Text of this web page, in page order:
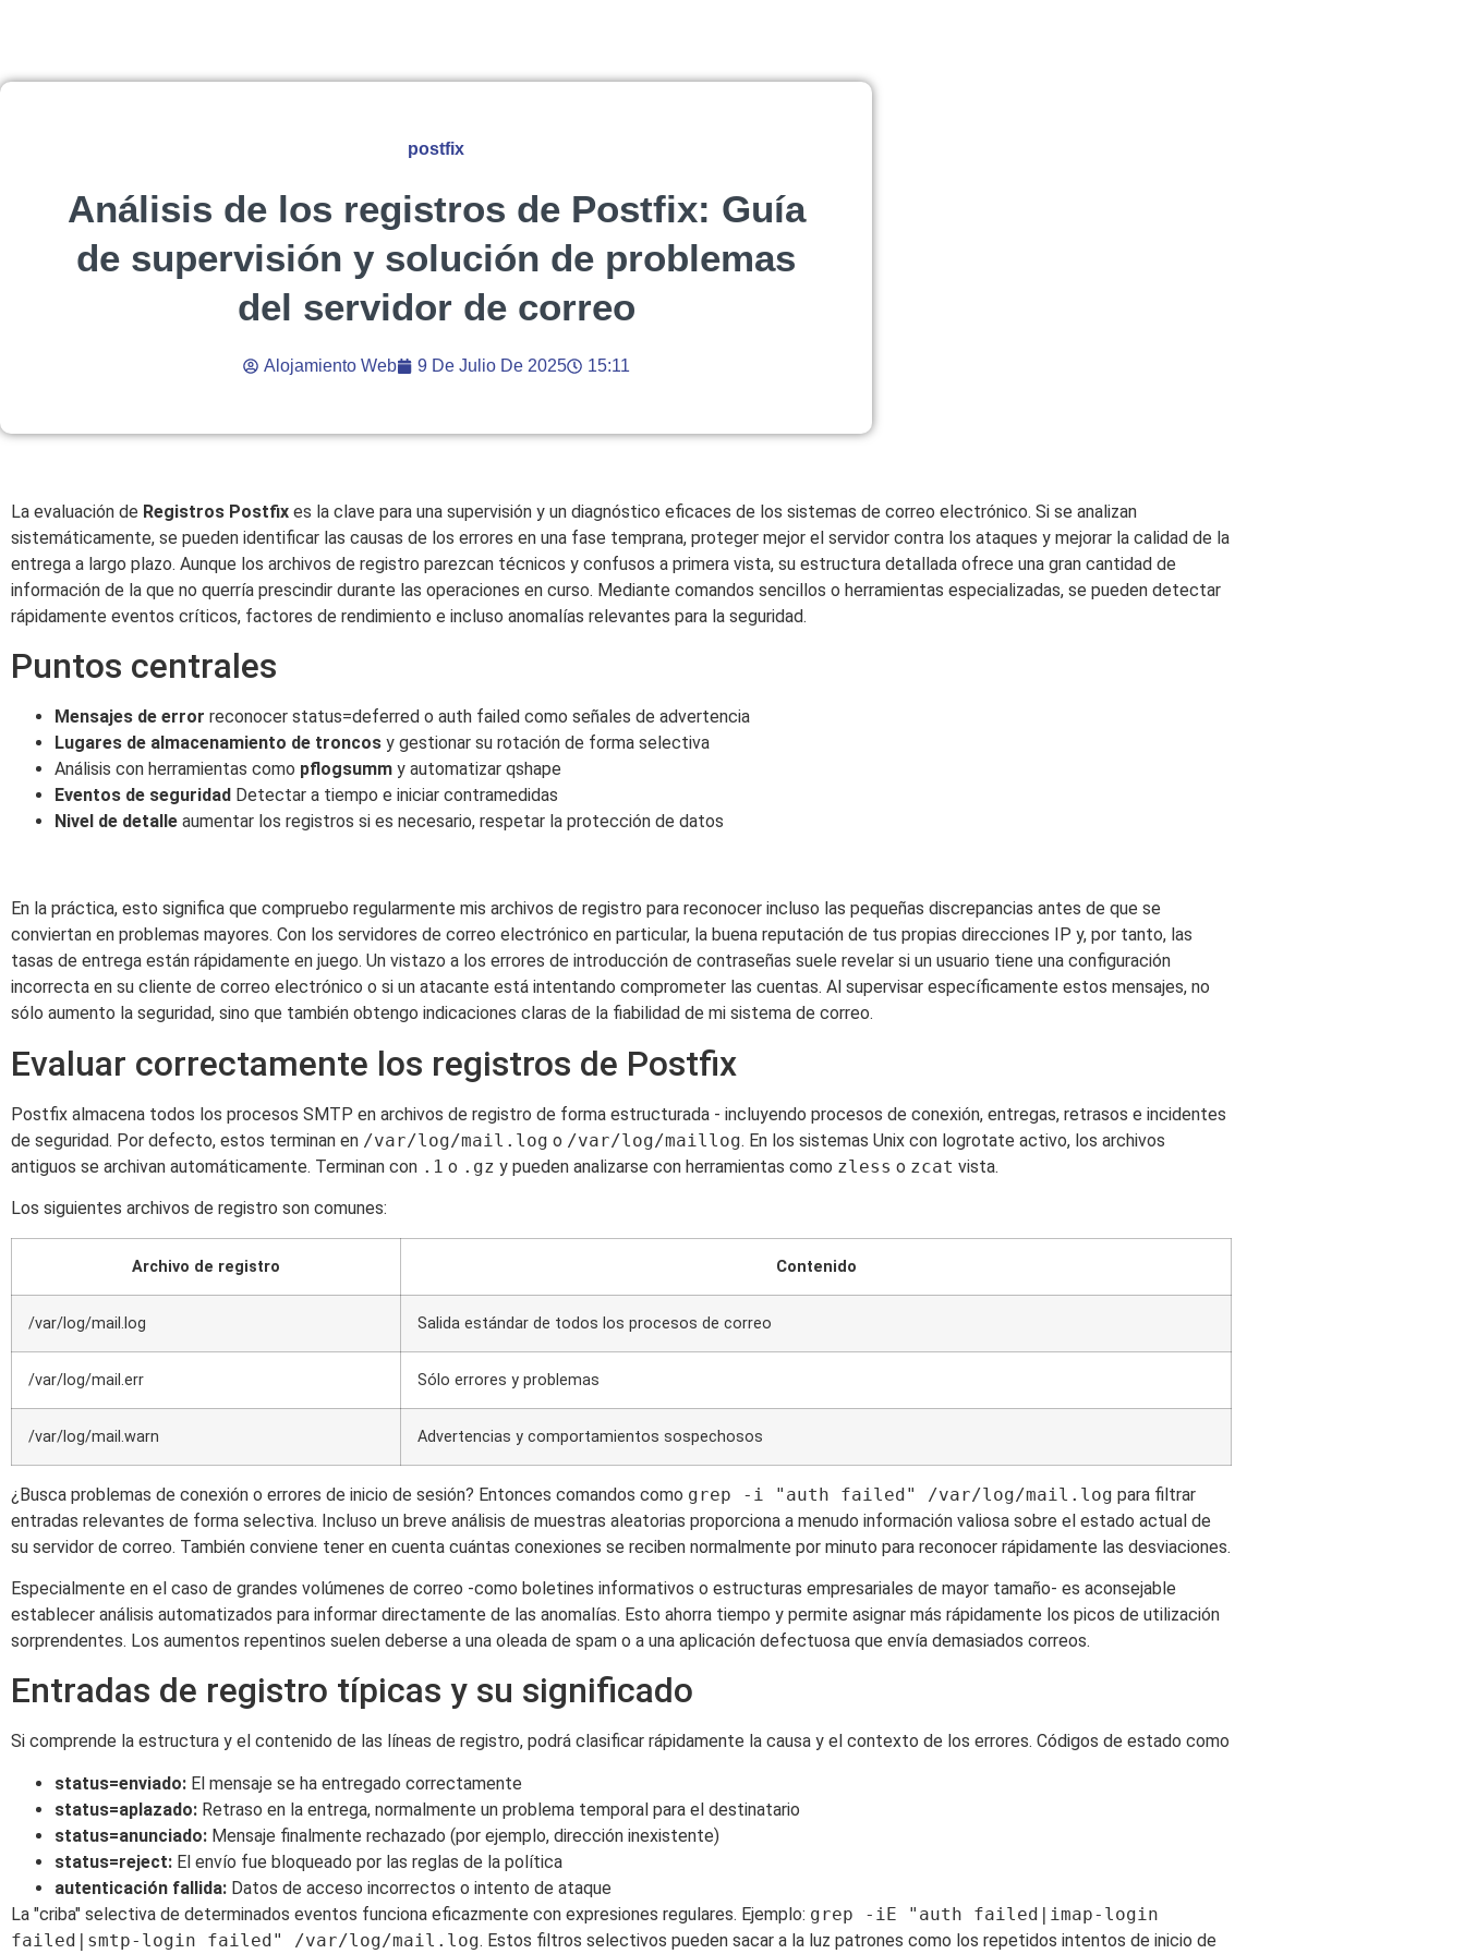
postfix
Análisis de los registros de Postfix: Guía
de supervisión y solución de problemas
del servidor de correo
Alojamiento Web 9 De Julio De 2025 15:11
La evaluación de Registros Postfix es la clave para una supervisión y un diagnóstico eficaces de los sistemas de correo electrónico. Si se analizan
sistemáticamente, se pueden identificar las causas de los errores en una fase temprana, proteger mejor el servidor contra los ataques y mejorar la calidad de la
entrega a largo plazo. Aunque los archivos de registro parezcan técnicos y confusos a primera vista, su estructura detallada ofrece una gran cantidad de
información de la que no querría prescindir durante las operaciones en curso. Mediante comandos sencillos o herramientas especializadas, se pueden detectar
rápidamente eventos críticos, factores de rendimiento e incluso anomalías relevantes para la seguridad.
Puntos centrales
Mensajes de error reconocer status=deferred o auth failed como señales de advertencia
Lugares de almacenamiento de troncos y gestionar su rotación de forma selectiva
Análisis con herramientas como pflogsumm y automatizar qshape
Eventos de seguridad Detectar a tiempo e iniciar contramedidas
Nivel de detalle aumentar los registros si es necesario, respetar la protección de datos
En la práctica, esto significa que compruebo regularmente mis archivos de registro para reconocer incluso las pequeñas discrepancias antes de que se
conviertan en problemas mayores. Con los servidores de correo electrónico en particular, la buena reputación de tus propias direcciones IP y, por tanto, las
tasas de entrega están rápidamente en juego. Un vistazo a los errores de introducción de contraseñas suele revelar si un usuario tiene una configuración
incorrecta en su cliente de correo electrónico o si un atacante está intentando comprometer las cuentas. Al supervisar específicamente estos mensajes, no
sólo aumento la seguridad, sino que también obtengo indicaciones claras de la fiabilidad de mi sistema de correo.
Evaluar correctamente los registros de Postfix
Postfix almacena todos los procesos SMTP en archivos de registro de forma estructurada - incluyendo procesos de conexión, entregas, retrasos e incidentes
de seguridad. Por defecto, estos terminan en /var/log/mail.log o /var/log/maillog. En los sistemas Unix con logrotate activo, los archivos
antiguos se archivan automáticamente. Terminan con .1 o .gz y pueden analizarse con herramientas como zless o zcat vista.
Los siguientes archivos de registro son comunes:
Archivo de registro Contenido
/var/log/mail.log Salida estándar de todos los procesos de correo
/var/log/mail.err Sólo errores y problemas
/var/log/mail.warn Advertencias y comportamientos sospechosos
¿Busca problemas de conexión o errores de inicio de sesión? Entonces comandos como grep -i "auth failed" /var/log/mail.log para filtrar
entradas relevantes de forma selectiva. Incluso un breve análisis de muestras aleatorias proporciona a menudo información valiosa sobre el estado actual de
su servidor de correo. También conviene tener en cuenta cuántas conexiones se reciben normalmente por minuto para reconocer rápidamente las desviaciones.
Especialmente en el caso de grandes volúmenes de correo -como boletines informativos o estructuras empresariales de mayor tamaño- es aconsejable
establecer análisis automatizados para informar directamente de las anomalías. Esto ahorra tiempo y permite asignar más rápidamente los picos de utilización
sorprendentes. Los aumentos repentinos suelen deberse a una oleada de spam o a una aplicación defectuosa que envía demasiados correos.
Entradas de registro típicas y su significado
Si comprende la estructura y el contenido de las líneas de registro, podrá clasificar rápidamente la causa y el contexto de los errores. Códigos de estado como
status=enviado: El mensaje se ha entregado correctamente
status=aplazado: Retraso en la entrega, normalmente un problema temporal para el destinatario
status=anunciado: Mensaje finalmente rechazado (por ejemplo, dirección inexistente)
status=reject: El envío fue bloqueado por las reglas de la política
autenticación fallida: Datos de acceso incorrectos o intento de ataque
La "criba" selectiva de determinados eventos funciona eficazmente con expresiones regulares. Ejemplo: grep -iE "auth failed|imap-login
failed|smtp-login failed" /var/log/mail.log. Estos filtros selectivos pueden sacar a la luz patrones como los repetidos intentos de inicio de